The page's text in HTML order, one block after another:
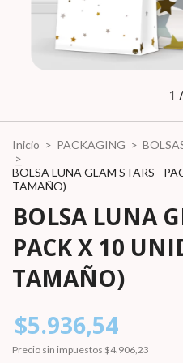
1 /
Inicio > PACKAGING >
>
BOLSA LUNA GLAM STARS -
TAMAÑO)
BOLSA LUNA
PACK X 10
TAMAÑO)
$5.936,54
Precio sin impuestos $4.906,23